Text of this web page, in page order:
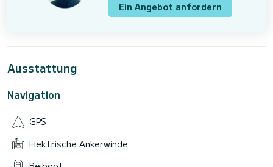
Ein Angebot anfordern
Ausstattung
Navigation
GPS
Elektrische Ankerwinde